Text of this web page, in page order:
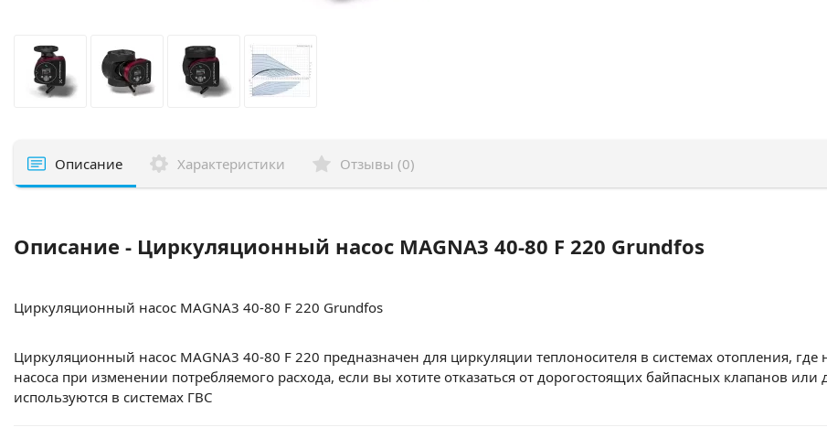
Описание Характеристики Отзывы (0)
Описание - Циркуляционный насос MAGNA3 40-80 F 220 Grundfos
Циркуляционный насос MAGNA3 40-80 F 220 Grundfos
Циркуляционный насос MAGNA3 40-80 F 220 предназначен для циркуляции теплоносителя в системах отопления,
насоса при изменении потребляемого расхода, если вы хотите отказаться от дорогостоящих байпасных клапанов
используются в системах ГВС